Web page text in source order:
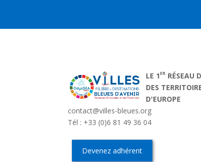
LE 1ER RÉSEAU
DES
D'EUROPE
contact@villes-bleues.org
Tél : +33 (0)6 81 49 36 04
Devenez adhérent